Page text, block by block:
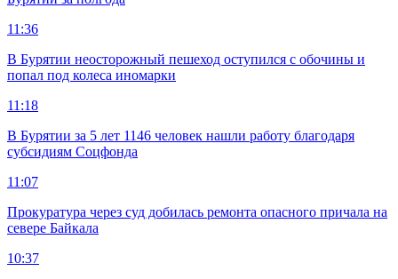
11:36
В Бурятии неосторожный пешеход оступился с обочины и
попал под колеса иномарки
11:18
В Бурятии за 5 лет 1146 человек нашли работу благодаря
субсидиям Соцфонда
11:07
Прокуратура через суд добилась ремонта опасного причала на
севере Байкала
10:37